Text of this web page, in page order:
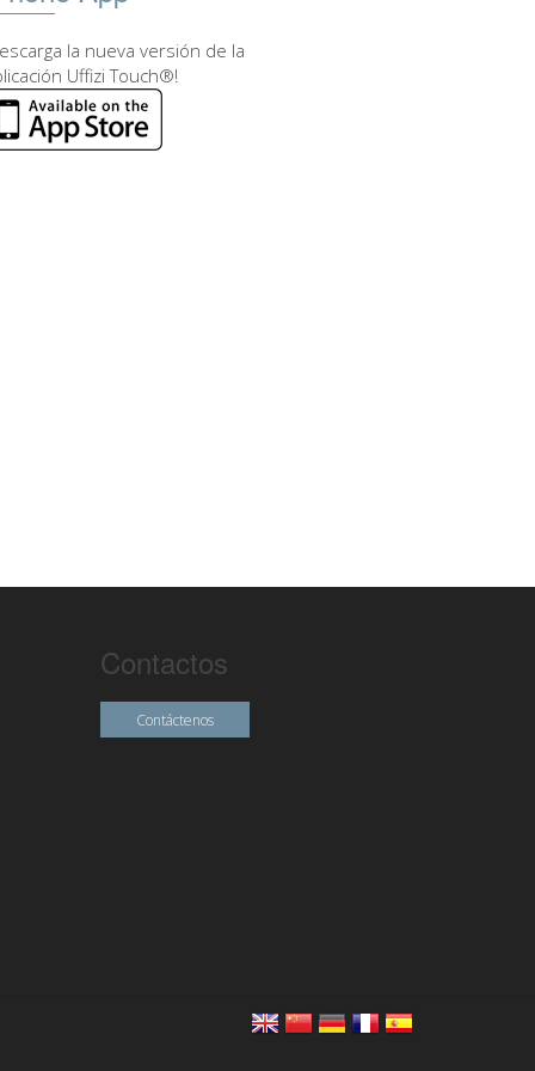
la nueva versión de la
Uffizi Touch®!
Contactos
Contáctenos